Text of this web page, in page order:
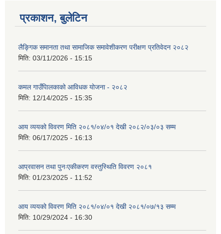
प्रकाशन, बुलेटिन
लैङ्गिक समानता तथा सामाजिक समावेशीकरण परीक्षण प्रतिवेदन २०८२
मिति: 03/11/2026 - 15:15
कमल गाउँपािलकाको आविधक योजना - २०८२
मिति: 12/14/2025 - 15:35
आय व्ययको विवरण मिति २०८१/०४/०१ देखी २०८२/०३/०३ सम्म
मिति: 06/17/2025 - 16:13
आप्रवासन तथा पुनःएकीकरण वस्तुस्थिति विवरण २०८१
मिति: 01/23/2025 - 11:52
आय व्ययको विवरण मिति २०८१/०४/०१ देखी २०८१/०७/१३ सम्म
मिति: 10/29/2024 - 16:30